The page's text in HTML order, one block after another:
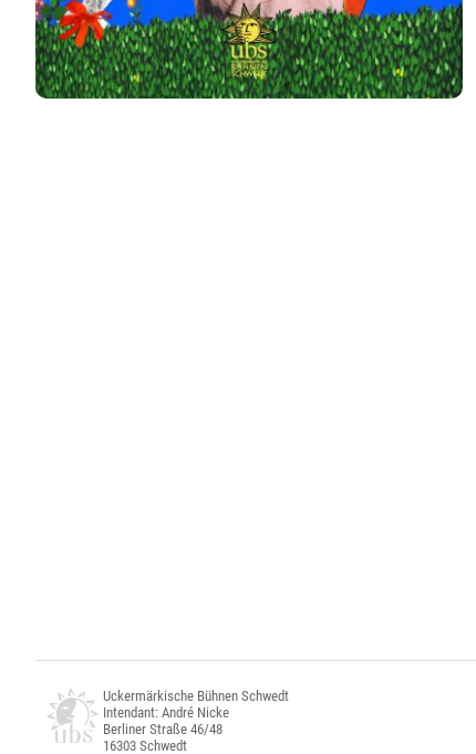
Uckermärkische Bühnen Schwedt
Intendant: André Nicke
Berliner Straße 46/48
16303 Schwedt